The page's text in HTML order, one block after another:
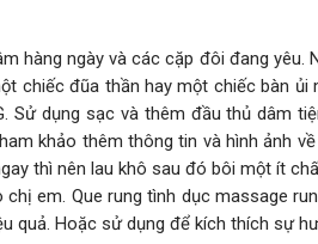
hàng ngày và các cặp đôi đang yêu.
chiếc đũa thần hay một chiếc bàn
dụng sạc và thêm đầu thủ dâm
khảo thêm thông tin và hình ảnh
thì nên lau khô sau đó bôi một ít
em. Que rung tình dục massage
quả. Hoặc sử dụng để kích thích sự